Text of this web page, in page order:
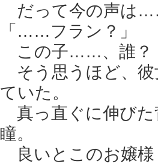
だって今の声は
「……フラン？」
この子……、誰？
そう思うほど、彼
ていた。
真っ直ぐに伸びた
瞳。
良いとこのお嬢